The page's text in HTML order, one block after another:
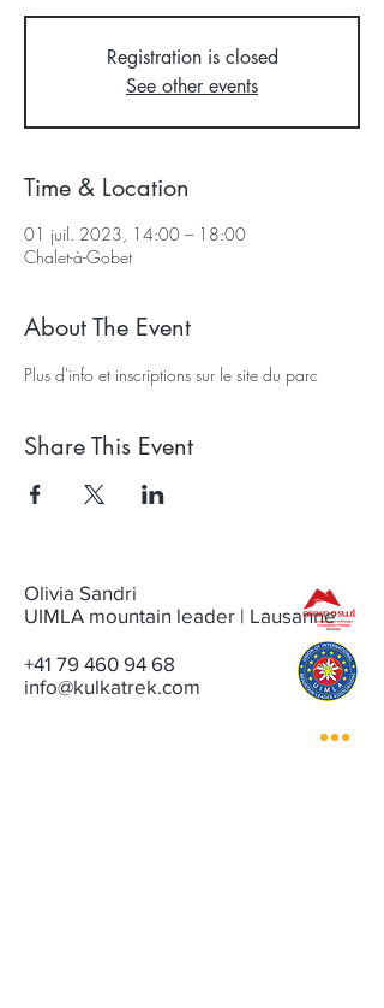
Registration is closed
See other events
Time & Location
01 juil. 2023, 14:00 – 18:00
Chalet-à-Gobet
About The Event
Plus d'info et inscriptions sur le site du parc
Share This Event
Olivia Sandri
UIMLA mountain leader | Lausanne
+41 79 460 94 68
info@kulkatrek.com